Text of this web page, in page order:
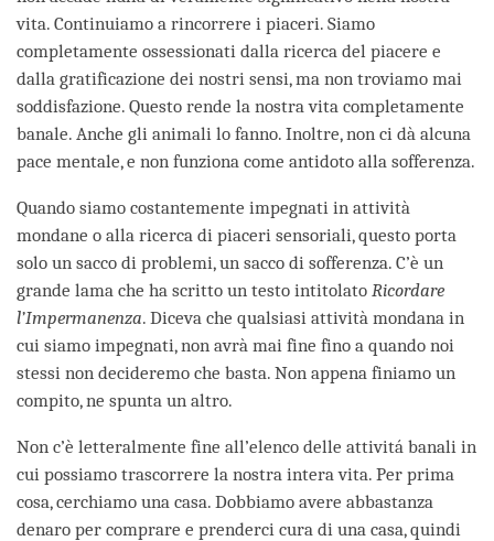
vita. Continuiamo a rincorrere i piaceri. Siamo
completamente ossessionati dalla ricerca del piacere e
dalla gratificazione dei nostri sensi, ma non troviamo mai
soddisfazione. Questo rende la nostra vita completamente
banale. Anche gli animali lo fanno. Inoltre, non ci dà alcuna
pace mentale, e non funziona come antidoto alla sofferenza.
Quando siamo costantemente impegnati in attività
mondane o alla ricerca di piaceri sensoriali, questo porta
solo un sacco di problemi, un sacco di sofferenza. C’è un
grande lama che ha scritto un testo intitolato Ricordare
l’Impermanenza. Diceva che qualsiasi attività mondana in
cui siamo impegnati, non avrà mai fine fino a quando noi
stessi non decideremo che basta. Non appena finiamo un
compito, ne spunta un altro.
Non c’è letteralmente fine all’elenco delle attivitá banali in
cui possiamo trascorrere la nostra intera vita. Per prima
cosa, cerchiamo una casa. Dobbiamo avere abbastanza
denaro per comprare e prenderci cura di una casa, quindi